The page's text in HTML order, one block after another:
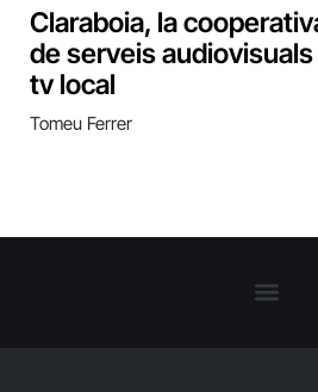
Claraboia, la
de serveis
tv local
Tomeu Ferrer